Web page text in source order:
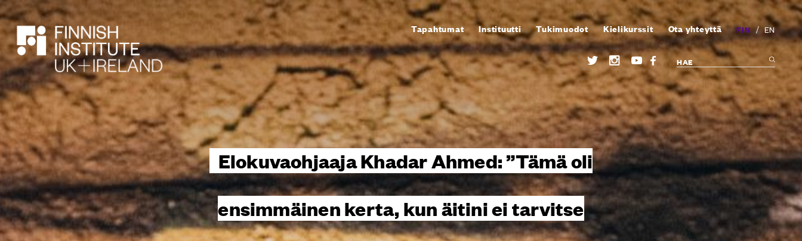
Tapahtumat Instituutti Tukimuodot Kielikurssit Ota yhteyttä FIN / EN
HAE
Elokuvaohjaaja Khadar Ahmed: ”Tämä oli
ensimmäinen kerta, kun äitini ei tarvitse